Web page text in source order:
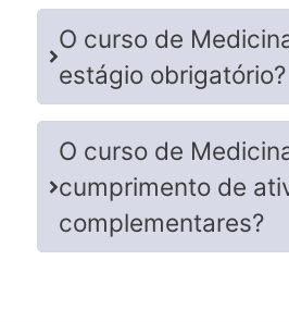
O curso de
estágio obrigatório?
O curso de
cumprimento de
complementares?